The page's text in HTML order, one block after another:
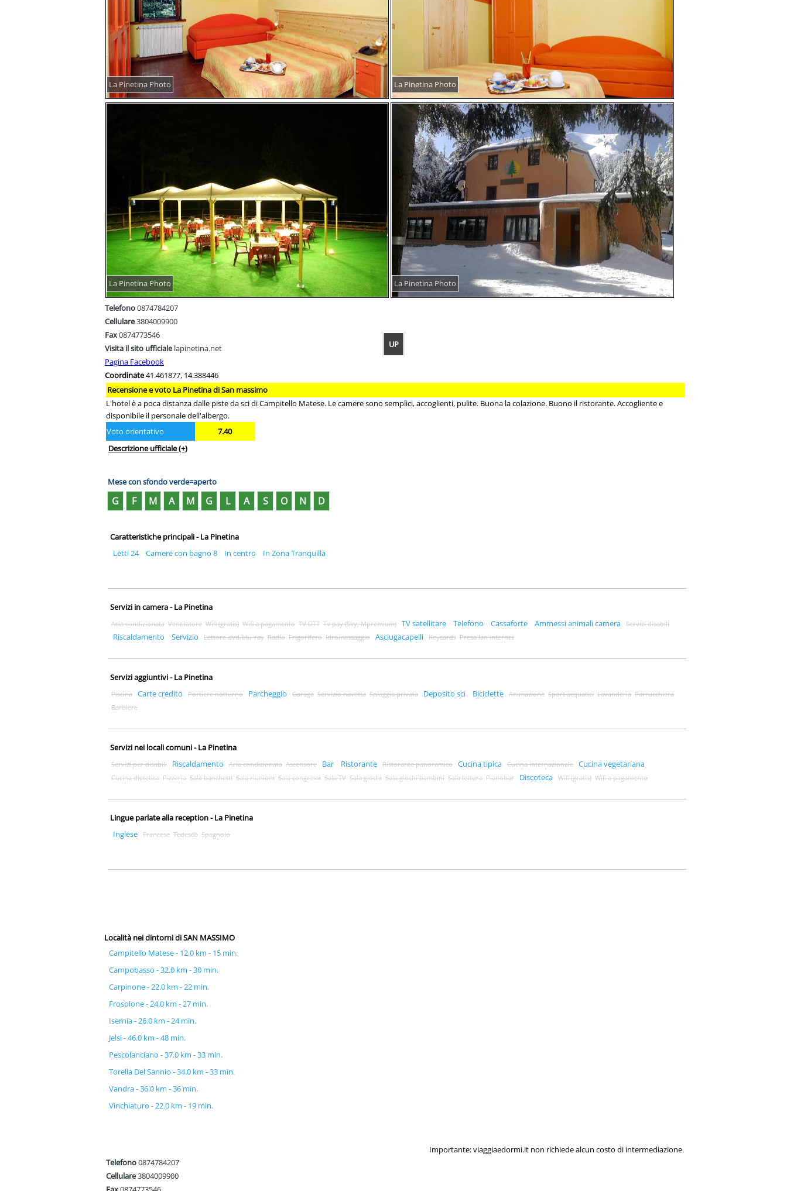
UP
La Pinetina Photo La Pinetina Photo
La Pinetina Photo La Pinetina Photo
Telefono0874784207
Cellulare3804009900
Fax0874773546
Visita il sito ufficialelapinetina.net
Pagina Facebook
Coordinate41.461877, 14.388446
Recensione e voto La Pinetina di San massimo
L'hotel è a poca distanza dalle piste da sci di Campitello Matese. Le camere sono semplici, accoglienti, pulite. Buona la colazione. Buono il ristorante. Accogliente e
disponibile il personale dell'albergo.
Voto orientativo
7.40
Descrizione ufficiale(+)
Mese con sfondo verde=aperto
G F M A M G L A S O N D
Caratteristiche principali - La Pinetina
Letti 24
Camere con bagno 8 In centro In Zona Tranquilla
Servizi in camera - La Pinetina
Aria condizionata Ventilatore Wifi (gratis) Wifi a pagamento TV DTT Tv pay (Sky, Mpremium) TV satellitare Telefono Cassaforte Ammessi animali camera Servizi disabili
Riscaldamento Servizio Lettore dvd/blu-ray Radio Frigorifero Idromassaggio Asciugacapelli Keycards Presa lan internet
Servizi aggiuntivi - La Pinetina
Piscina Carte credito Portiere notturno Parcheggio Garage Servizio navetta Spiaggia privata Deposito sci Biciclette Animazione Sport acquatici Lavanderia Parrucchiera
Barbiere
Servizi nei locali comuni - La Pinetina
Servizi per disabili Riscaldamento Aria condizionata Ascensore Bar Ristorante Ristorante panoramico Cucina tipica Cucina internazionale Cucina vegetariana
Cucina dietetica Pizzeria Sala banchetti Sala riunioni Sala congressi Sala TV Sala giochi Sala giochi bambini Sala lettura Pianobar Discoteca Wifi (gratis) Wifi a pagamento
Lingue parlate alla reception - La Pinetina
Inglese Francese Tedesco Spagnolo
Località nei dintorni di SAN MASSIMO
Campitello Matese - 12.0 km - 15 min.
Campobasso - 32.0 km - 30 min.
Carpinone - 22.0 km - 22 min.
Frosolone - 24.0 km - 27 min.
Isernia - 26.0 km - 24 min.
Jelsi - 46.0 km - 48 min.
Pescolanciano - 37.0 km - 33 min.
Torella Del Sannio - 34.0 km - 33 min.
Vandra - 36.0 km - 36 min.
Vinchiaturo - 22.0 km - 19 min.
Telefono0874784207
Cellulare3804009900
Importante: viaggiaedormi.it non richiede alcun costo di intermediazione.